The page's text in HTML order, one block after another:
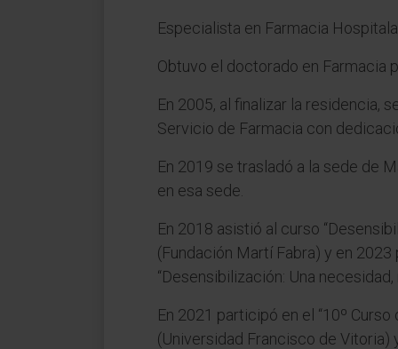
Especialista en Farmacia
Obtuvo el doctorado en Farmacia
En 2005, al finalizar la residencia,
Servicio de Farmacia con
En 2019 se trasladó a la sede de
en esa sede.
En 2018 asistió al curso
(Fundación Martí Fabra) y en
“Desensibilización: Una necesidad,
En 2021 participó en el “10º
(Universidad Francisco de Vitoria)